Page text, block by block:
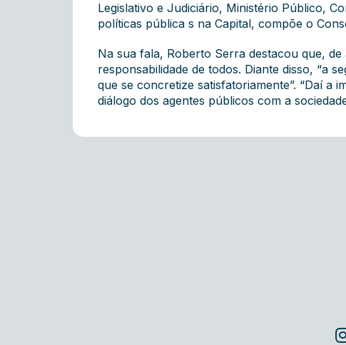
Legislativo e Judiciário, Ministério Público,
políticas pública s na Capital, compõe o
Na sua fala, Roberto Serra destacou que,
responsabilidade de todos. Diante disso, “a
que se concretize satisfatoriamente”. “Daí a
diálogo dos agentes públicos com a